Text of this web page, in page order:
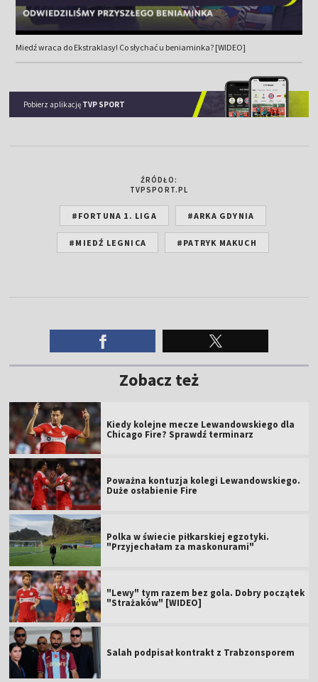
Miedź wraca do Ekstraklasy! Co słychać u beniaminka? [WIDEO]
Pobierz aplikację TVP SPORT
ŹRÓDŁO:
TVPSPORT.PL
#FORTUNA 1. LIGA #ARKA GDYNIA
#MIEDŹ LEGNICA #PATRYK MAKUCH
Zobacz też
Kiedy kolejne mecze Lewandowskiego dla
Chicago Fire? Sprawdź terminarz
Poważna kontuzja kolegi Lewandowskiego.
Duże osłabienie Fire
Polka w świecie piłkarskiej egzotyki.
"Przyjechałam za maskonurami"
"Lewy" tym razem bez gola. Dobry początek
"Strażaków" [WIDEO]
Salah podpisał kontrakt z Trabzonsporem